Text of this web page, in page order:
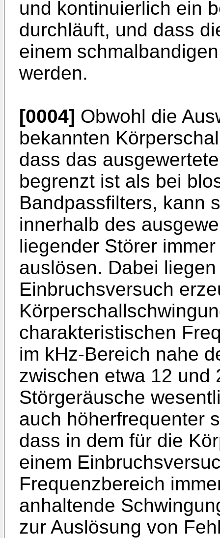
und kontinuierlich ein
durchläuft, und dass
einem
werden.
[0004] Obwohl die
bekannten
dass das
begrenzt ist als bei
Bandpassfilters, kann
innerhalb des
liegender Störer
auslösen. Dabei
Einbruchsversuch
charakteristischen
im kHz-Bereich nahe
zwischen etwa 12 und
Störgeräusche
auch höherfrequenter
dass in dem für die
einem
Frequenzbereich
anhaltende
zur Auslösung von